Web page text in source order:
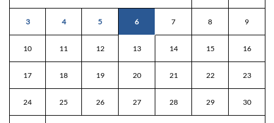
3 4 5 6 7 8 9
10 11 12 13 14 15 16
17 18 19 20 21 22 23
24 25 26 27 28 29 30